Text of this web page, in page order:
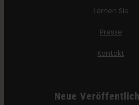
Lernen Sie
Presse
Kontakt
Neue